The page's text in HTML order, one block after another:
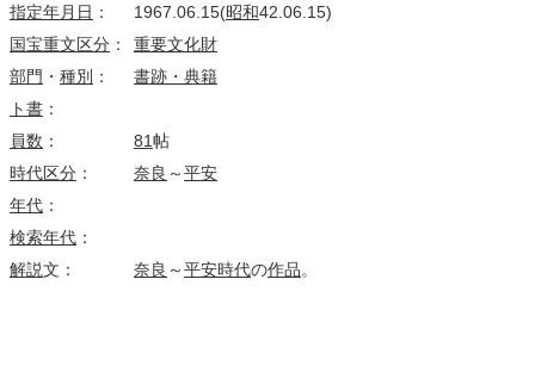
指定年月日 ： 1967.06.15(昭和42.06.15)
国宝重文区分 ：
重要文化財
部門 ・ 種別 ：
書跡・典籍
ト書 ：
員数 ： 81帖
時代区分 ： 奈良 ～平安
年代 ：
検索年代 ：
解説文： 奈良 ～平安時代の作品。